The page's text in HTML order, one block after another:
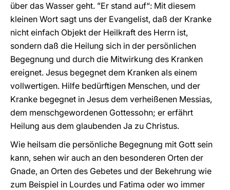
über das Wasser geht. ”Er stand auf“: Mit diesem
kleinen Wort sagt uns der Evangelist, daß der Kranke
nicht einfach Objekt der Heilkraft des Herrn ist,
sondern daß die Heilung sich in der persönlichen
Begegnung und durch die Mitwirkung des Kranken
ereignet. Jesus begegnet dem Kranken als einem
vollwertigen. Hilfe bedürftigen Menschen, und der
Kranke begegnet in Jesus dem verheißenen Messias,
dem menschgewordenen Gottessohn; er erfährt
Heilung aus dem glaubenden Ja zu Christus.
Wie heilsam die persönliche Begegnung mit Gott sein
kann, sehen wir auch an den besonderen Orten der
Gnade, an Orten des Gebetes und der Bekehrung wie
zum Beispiel in Lourdes und Fatima oder wo immer